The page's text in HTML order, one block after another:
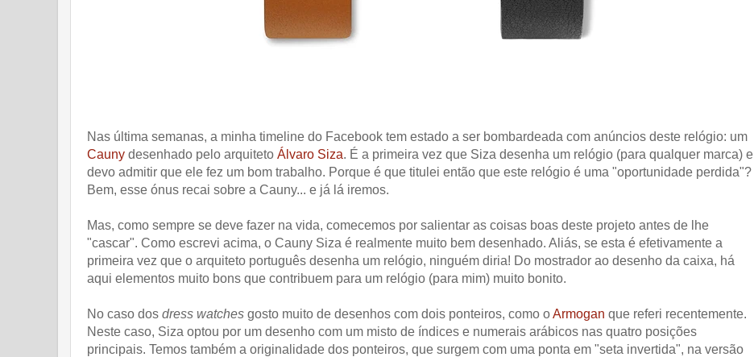
Nas última semanas, a minha timeline do Facebook tem estado a ser bombardeada com anúncios deste relógio: um
Cauny desenhado pelo arquiteto Álvaro Siza. É a primeira vez que Siza desenha um relógio (para qualquer marca) e
devo admitir que ele fez um bom trabalho. Porque é que titulei então que este relógio é uma "oportunidade perdida"?
Bem, esse ónus recai sobre a Cauny... e já lá iremos.
Mas, como sempre se deve fazer na vida, comecemos por salientar as coisas boas deste projeto antes de lhe
"cascar". Como escrevi acima, o Cauny Siza é realmente muito bem desenhado. Aliás, se esta é efetivamente a
primeira vez que o arquiteto português desenha um relógio, ninguém diria! Do mostrador ao desenho da caixa, há
aqui elementos muito bons que contribuem para um relógio (para mim) muito bonito.
No caso dos dress watches gosto muito de desenhos com dois ponteiros, como oArmogan que referi recentemente.
Neste caso, Siza optou por um desenho com um misto de índices e numerais arábicos nas quatro posições
principais. Temos também a originalidade dos ponteiros, que surgem com uma ponta em "seta invertida", na versão